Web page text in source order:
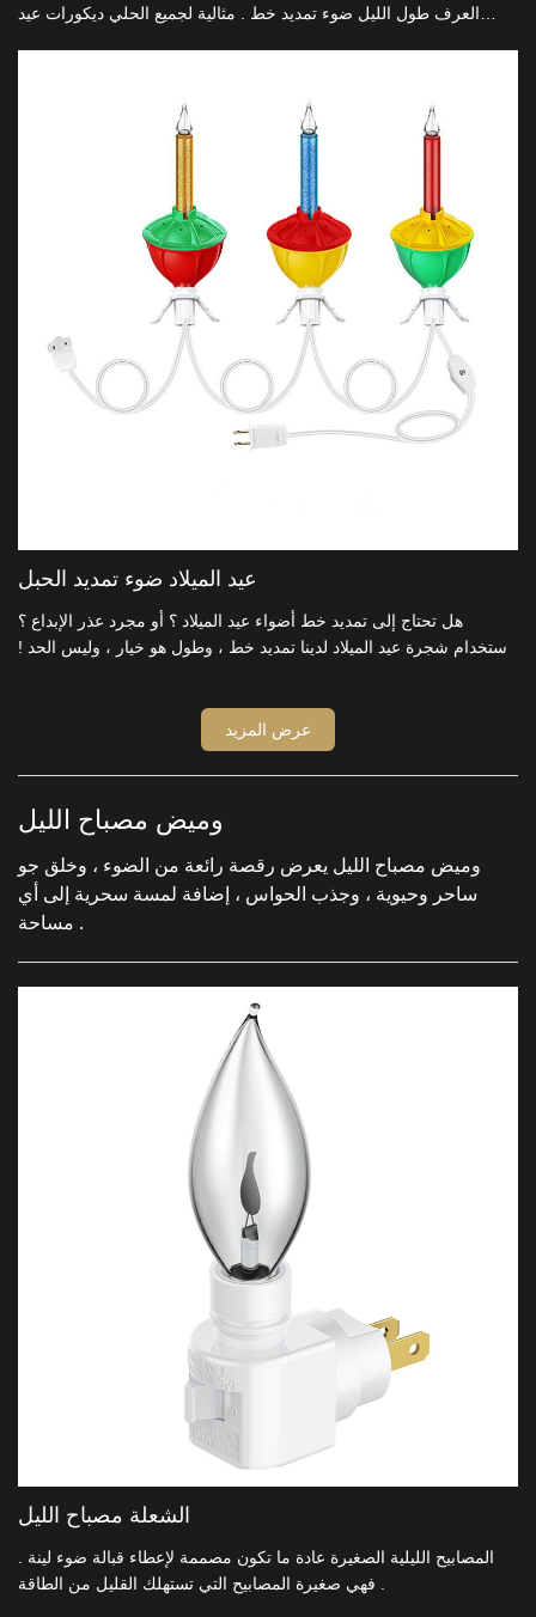
العرف طول الليل ضوء تمديد خط . مثالية لجميع الحلي ديكورات عيد
عيد الميلاد ضوء تمديد الحبل
هل تحتاج إلى تمديد خط أضواء عيد الميلاد ؟ أو مجرد عذر الإبداع ؟
استخدام شجرة عيد الميلاد لدينا تمديد خط ، وطول هو خيار ، وليس الحد !
عرض المزيد
وميض مصباح الليل
وميض مصباح الليل يعرض رقصة رائعة من الضوء ، وخلق جو
ساحر وحيوية ، وجذب الحواس ، إضافة لمسة سحرية إلى أي
مساحة .
الشعلة مصباح الليل
المصابيح الليلية الصغيرة عادة ما تكون مصممة لإعطاء قبالة ضوء لينة .